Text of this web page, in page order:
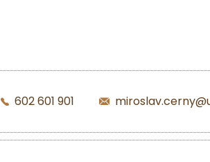
602 601 901